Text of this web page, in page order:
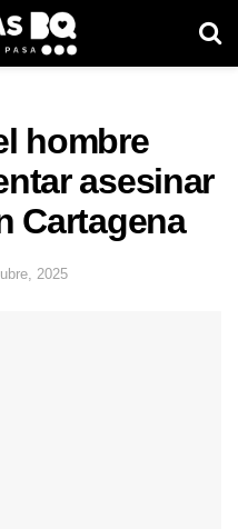
hombre
asesinar
Cartagena
2025